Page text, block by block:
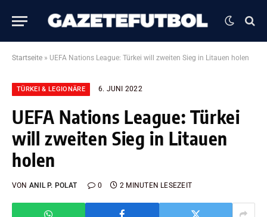
Startseite » UEFA Nations League: Türkei will zweiten Sieg in Litauen holen
TÜRKEI & LEGIONÄRE 6. JUNI 2022
UEFA Nations League: Türkei
will zweiten Sieg in Litauen
holen
VON ANIL P. POLAT 0 2 MINUTEN LESEZEIT